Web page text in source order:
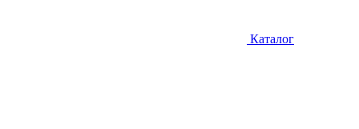
Каталог